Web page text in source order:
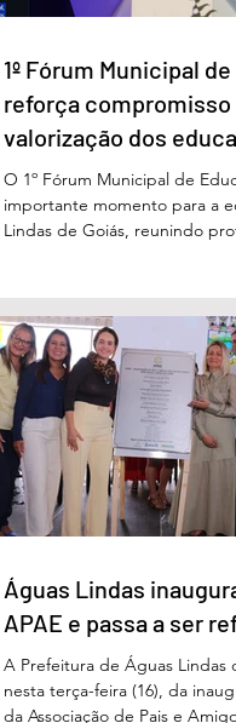
1º Fórum Municipal
reforça compromisso
valorização dos
Águas Lindas
O 1º Fórum Municipal de
importante momento para a
Lindas de Goiás, reunindo
um papel fundamental na
gerações. Durante o evento,
de Educação, Denildson
fórum nasceu do desejo de
educadores muito mais do
Águas Lindas
APAE e passa a ser
A Prefeitura de Águas Lindas
nesta terça-feira (16), da
da Associação de Pais e